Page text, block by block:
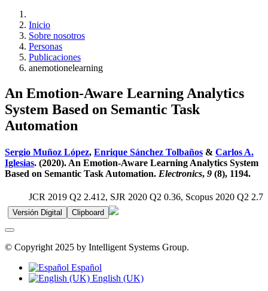
Inicio
Sobre nosotros
Personas
Publicaciones
anemotionelearning
An Emotion-Aware Learning Analytics
System Based on Semantic Task
Automation
Sergio Muñoz López, Enrique Sánchez Tolbaños & Carlos A.
Iglesias. (2020). An Emotion-Aware Learning Analytics System
Based on Semantic Task Automation. Electronics, 9 (8), 1194.
JCR 2019 Q2 2.412, SJR 2020 Q2 0.36, Scopus 2020 Q2 2.7
Versión Digital Clipboard
© Copyright 2025 by Intelligent Systems Group.
Español
English (UK)